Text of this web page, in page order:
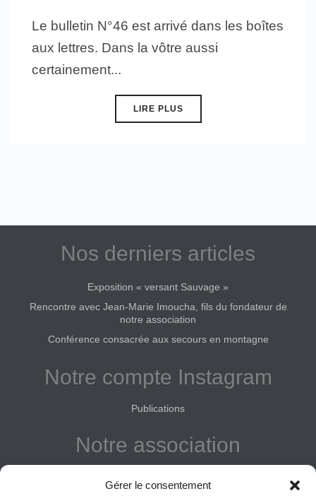
Gérer le consentement
Le bulletin N°46 est arrivé dans les boîtes
aux lettres. Dans la vôtre aussi
certainement...
LIRE PLUS
Nos derniers articles
Exposition « versant Sauvage »
Rencontre avec Jean-Marie Imoucha, fils du fondateur de
notre association
Conférence consacrée aux secours en montagne
Notre compte Instagram
Publications
Notre association